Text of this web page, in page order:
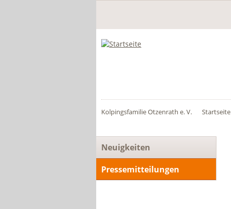
Kolpingsfamilie Otzenrath e. V. Startseite
Navigation
überspringen
Neuigkeiten
Pressemitteilungen